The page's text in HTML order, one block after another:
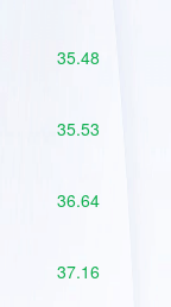
35.48
35.53
36.64
37.16